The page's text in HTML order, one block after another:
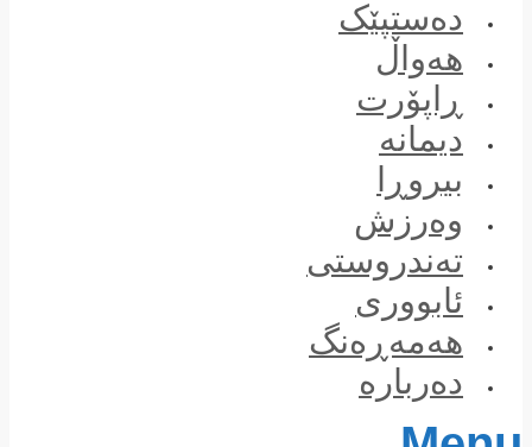
دەستپێک
هەواڵ
ڕاپۆرت
دیمانە
بیروڕا
وەرزش
تەندروستی
ئابووری
هەمەڕەنگ
دەربارە